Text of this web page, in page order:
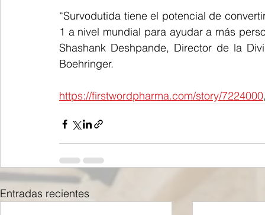
“Survodutida tiene el potencial de
1 a nivel mundial para ayudar a más
Shashank Deshpande, Director de la
Boehringer.
https://firstwordpharma.com/story/7224000
Entradas recientes